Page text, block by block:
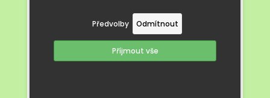
Předvolby Odmítnout
Příjmout vše
výroby. Zhotovené papírové betlémky si
děti odnesly domů, kde budou dělat
radost pod vánočním stromečkem.